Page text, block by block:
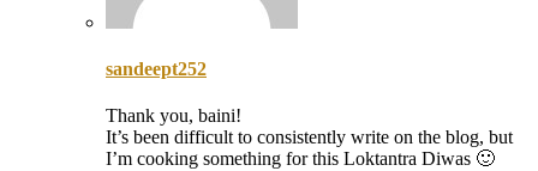
sandeept252
Thank you, baini!
It’s been difficult to consistently write on the blog, but
I’m cooking something for this Loktantra Diwas 🙂